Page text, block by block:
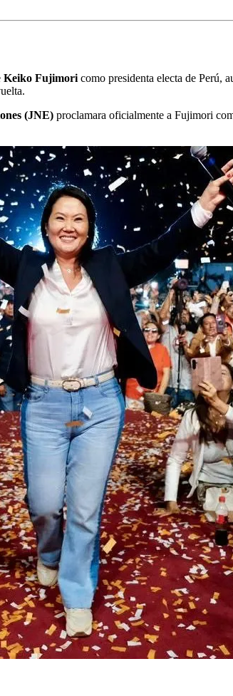
Keiko Fujimori como presidenta electa de Perú,
(JNE) proclamara oficialmente a Fujimori